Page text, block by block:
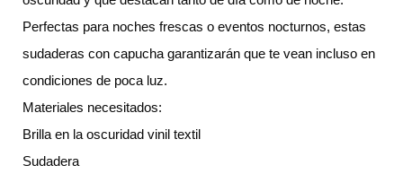
Perfectas para noches frescas o eventos nocturnos, estas
sudaderas con capucha garantizarán que te vean incluso en
condiciones de poca luz.
Materiales necesitados:
Brilla en la oscuridad vinil textil
Sudadera